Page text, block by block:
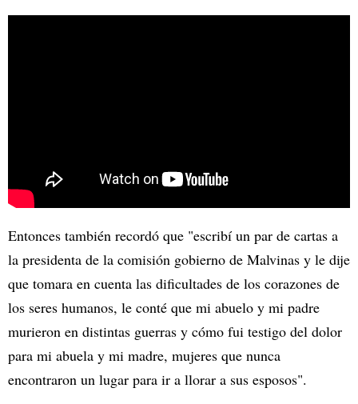
Entonces también recordó que "escribí un par de cartas a
la presidenta de la comisión gobierno de Malvinas y le dije
que tomara en cuenta las dificultades de los corazones de
los seres humanos, le conté que mi abuelo y mi padre
murieron en distintas guerras y cómo fui testigo del dolor
para mi abuela y mi madre, mujeres que nunca
encontraron un lugar para ir a llorar a sus esposos".